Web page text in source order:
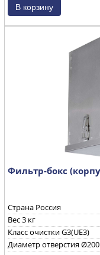
Фильтр-бокс
Страна Россия
Вес 3 кг
Класс очистки G3(UE3)
Диаметр отверстия Ø200